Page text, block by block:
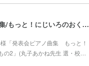
発表会ピアノ曲集/もっと！にじいろのおくりもの2
「発表会ピアノ曲集 もっと！
の2」(丸子あかね先生 選・校…